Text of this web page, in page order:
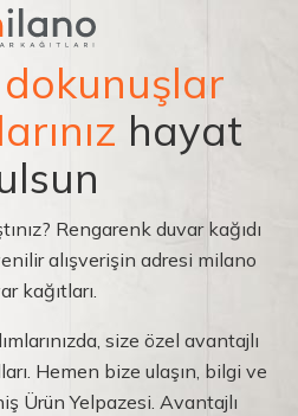
dokunuşlar
hayat
Rengarenk duvar kağıdı
alışverişin adresi milano
kağıtları.
size özel avantajlı
Hemen bize ulaşın, bilgi ve
Ürün Yelpazesi. Avantajlı